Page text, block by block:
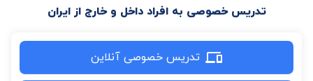
تدریس خصوصی به افراد داخل و خارج از ایران
تدریس خصوصی آنلاین